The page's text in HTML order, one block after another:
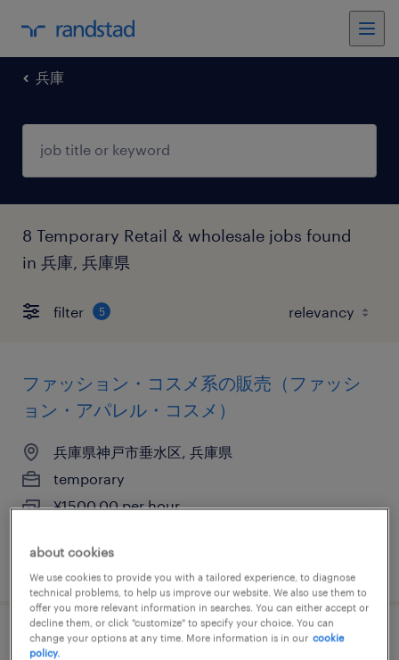
兵庫
8 Temporary Retail & wholesale jobs found
in 兵庫, 兵庫県
filter 5
ファッション・コスメ系の販売（ファッシ
ョン・アパレル・コスメ）
兵庫県神戸市垂水区, 兵庫県
temporary
¥1500.00 per hour
posted 11 november 2025
ファッション・コスメ系の販売（ファッシ
about cookies
We use cookies to provide you with a tailored experience, to diagnose
technical problems, to help us improve our website. We also use them to
offer you more relevant information in searches. You can either accept or
decline them, or click "customize" to specify your choice. You can
change your options at any time. More information is in our cookie
policy.